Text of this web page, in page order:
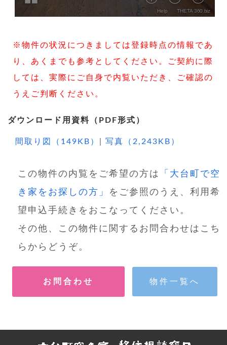
※物件の状況につきましては登録時点の情報であ
り、あくまでも参考としてください。ご契約に際
しては、実際にご自身で内覧いただき、ご確認の
うえご判断ください。
ダウンロード用資料（PDF形式）
間取り図（149KB） 写真（2,243KB）
この物件の内覧をご希望の方は
「大台町で空
き家をお探しの方」
をご参照のうえ、利用希
望申込手続きをおこなってください。
その他、この物件に関するお問合わせはこち
らからどうぞ。
お問合わせ 物件一覧へ